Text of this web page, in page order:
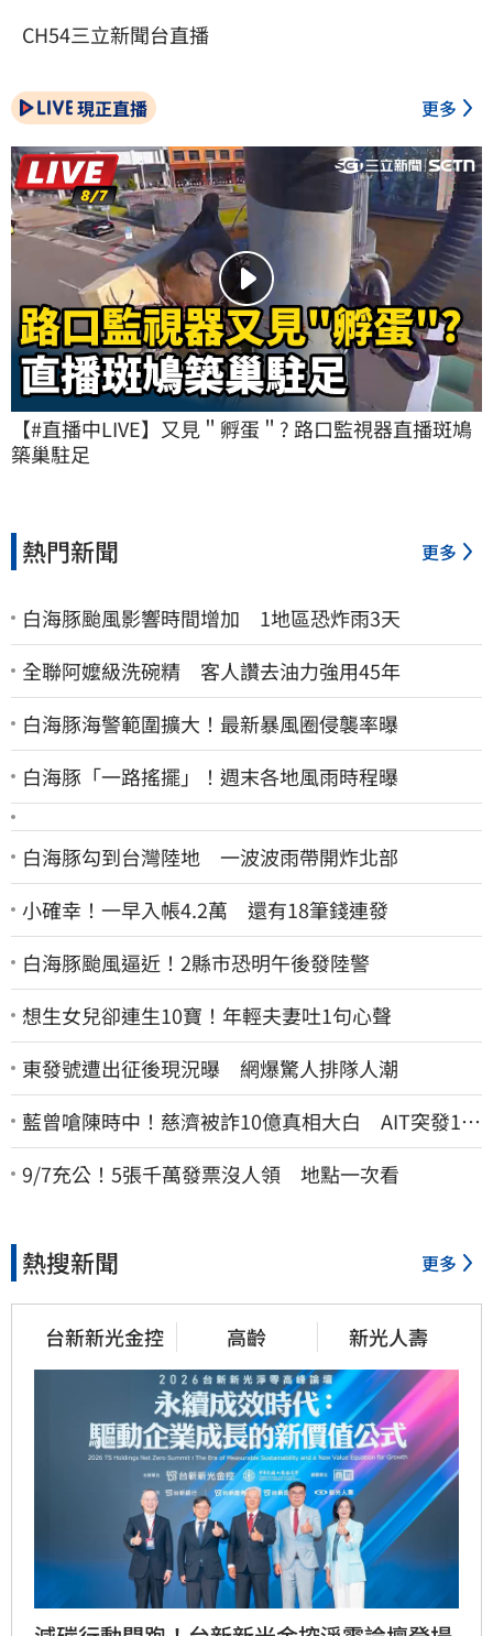
CH54三立新聞台直播
現正直播 更多
【#直播中LIVE】又見＂孵蛋＂? 路口監視器直播斑鳩
築巢駐足
熱門新聞 更多
白海豚颱風影響時間增加 1地區恐炸雨3天
全聯阿嬤級洗碗精 客人讚去油力強用45年
白海豚海警範圍擴大！最新暴風圈侵襲率曝
白海豚「一路搖擺」！週末各地風雨時程曝
白海豚勾到台灣陸地 一波波雨帶開炸北部
小確幸！一早入帳4.2萬 還有18筆錢連發
白海豚颱風逼近！2縣市恐明午後發陸警
想生女兒卻連生10寶！年輕夫妻吐1句心聲
東發號遭出征後現況曝 網爆驚人排隊人潮
藍曾嗆陳時中！慈濟被詐10億真相大白 AIT突發1文
酸爆…他笑：真的很會
9/7充公！5張千萬發票沒人領 地點一次看
熱搜新聞 更多
台新新光金控 高齡 新光人壽